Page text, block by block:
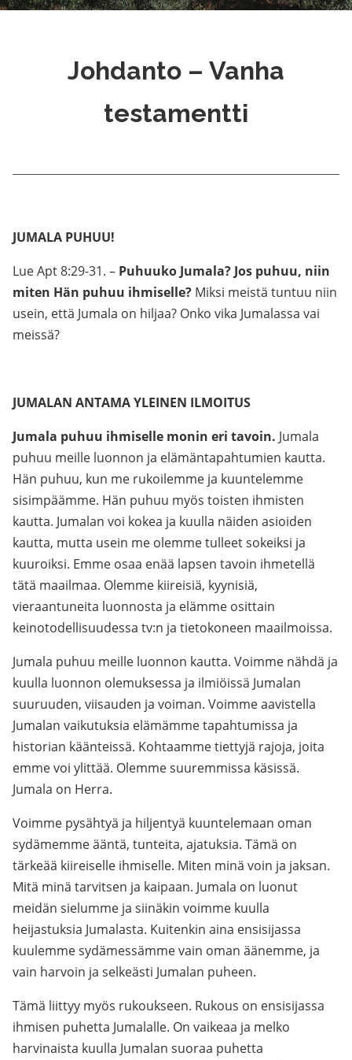
Johdanto – Vanha
testamentti
JUMALA PUHUU!
Lue Apt 8:29-31. – Puhuuko Jumala? Jos puhuu, niin
miten Hän puhuu ihmiselle? Miksi meistä tuntuu niin
usein, että Jumala on hiljaa? Onko vika Jumalassa vai
meissä?
JUMALAN ANTAMA YLEINEN ILMOITUS
Jumala puhuu ihmiselle monin eri tavoin. Jumala
puhuu meille luonnon ja elämäntapahtumien kautta.
Hän puhuu, kun me rukoilemme ja kuuntelemme
sisimpäämme. Hän puhuu myös toisten ihmisten
kautta. Jumalan voi kokea ja kuulla näiden asioiden
kautta, mutta usein me olemme tulleet sokeiksi ja
kuuroiksi. Emme osaa enää lapsen tavoin ihmetellä
tätä maailmaa. Olemme kiireisiä, kyynisiä,
vieraantuneita luonnosta ja elämme osittain
keinotodellisuudessa tv:n ja tietokoneen maailmoissa.
Jumala puhuu meille luonnon kautta. Voimme nähdä ja
kuulla luonnon olemuksessa ja ilmiöissä Jumalan
suuruuden, viisauden ja voiman. Voimme aavistella
Jumalan vaikutuksia elämämme tapahtumissa ja
historian käänteissä. Kohtaamme tiettyjä rajoja, joita
emme voi ylittää. Olemme suuremmissa käsissä.
Jumala on Herra.
Voimme pysähtyä ja hiljentyä kuuntelemaan oman
sydämemme ääntä, tunteita, ajatuksia. Tämä on
tärkeää kiireiselle ihmiselle. Miten minä voin ja jaksan.
Mitä minä tarvitsen ja kaipaan. Jumala on luonut
meidän sielumme ja siinäkin voimme kuulla
heijastuksia Jumalasta. Kuitenkin aina ensisijassa
kuulemme sydämessämme vain oman äänemme, ja
vain harvoin ja selkeästi Jumalan puheen.
Tämä liittyy myös rukoukseen. Rukous on ensisijassa
ihmisen puhetta Jumalalle. On vaikeaa ja melko
harvinaista kuulla Jumalan suoraa puhetta